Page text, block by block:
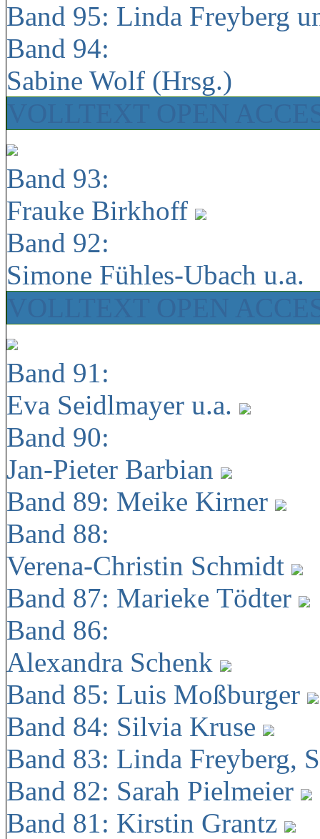
Band 95: Linda Freyberg
Band 94:
Sabine Wolf (Hrsg.)
Band 93:
Frauke Birkhoff
Band 92:
Simone Fühles-Ubach u.a.
Band 91:
Eva Seidlmayer u.a.
Band 90:
Jan-Pieter Barbian
Band 89: Meike Kirner
Band 88:
Verena-Christin Schmidt
Band 87: Marieke Tödter
Band 86:
Alexandra Schenk
Band 85: Luis Moßburger
Band 84: Silvia Kruse
Band 83: Linda Freyberg,
Band 82: Sarah Pielmeier
Band 81: Kirstin Grantz